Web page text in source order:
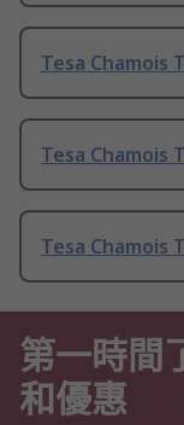
Tesa Chamois
Tesa Chamois
Tesa Chamois
第一時間
和優惠